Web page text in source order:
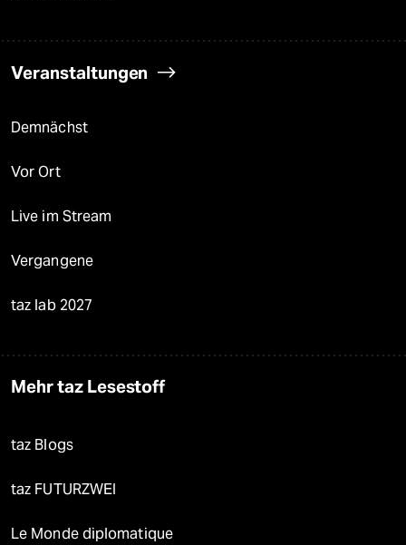
Veranstaltungen
Demnächst
Vor Ort
Live im Stream
Vergangene
taz lab 2027
Mehr taz Lesestoff
taz Blogs
taz FUTURZWEI
Le Monde diplomatique